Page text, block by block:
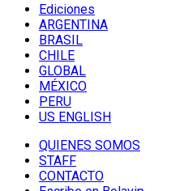
Ediciones
ARGENTINA
BRASIL
CHILE
GLOBAL
MÉXICO
PERU
US ENGLISH
QUIENES SOMOS
STAFF
CONTACTO